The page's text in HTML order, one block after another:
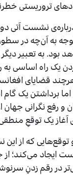
تروریستی
نشست آتی
به آن‌چه در
بود. به تعبیر
یک راه اساسی
قضایای
برداشتن یک
و رفع نگرانی
آغاز یک توقعِ
و توقع‌هایی که از
ایجاد می‌کند؛ از
در رقم زدنِ